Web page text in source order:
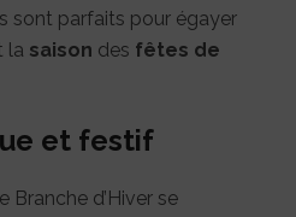
sont parfaits pour égayer
la saison des fêtes de
et festif
Branche d’Hiver se